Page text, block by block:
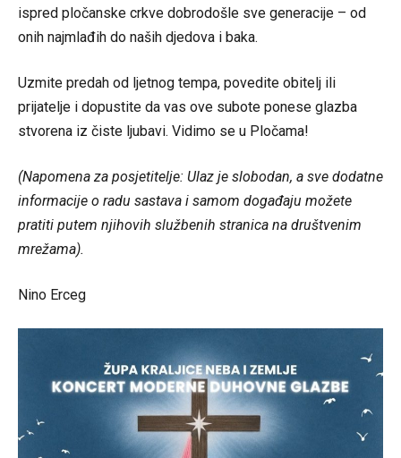
ispred pločanske crkve dobrodošle sve generacije – od
onih najmlađih do naših djedova i baka.
Uzmite predah od ljetnog tempa, povedite obitelj ili
prijatelje i dopustite da vas ove subote ponese glazba
stvorena iz čiste ljubavi. Vidimo se u Pločama!
(Napomena za posjetitelje: Ulaz je slobodan, a sve dodatne
informacije o radu sastava i samom događaju možete
pratiti putem njihovih službenih stranica na društvenim
mrežama).
Nino Erceg